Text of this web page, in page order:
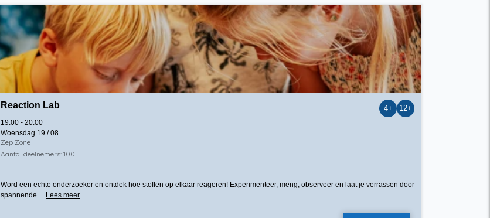
Reaction Lab
19:00 - 20:00
Woensdag 19 / 08
Zep Zone
Aantal deelnemers: 100
4+ 12+
Word een echte onderzoeker en ontdek hoe stoffen op elkaar reageren! Experimenteer, meng, observeer en laat je verrassen door
spannende ... Lees meer